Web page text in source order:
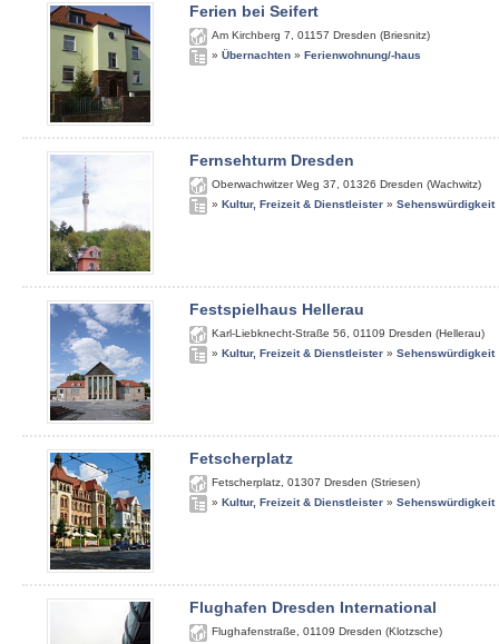
Ferien bei Seifert
Am Kirchberg 7 01157 Dresden (Briesnitz)
» Übernachten » Ferienwohnung/-haus
Fernsehturm Dresden
Oberwachwitzer Weg 37 01326 Dresden (Wachwitz)
» Kultur, Freizeit & Dienstleister » Sehenswürdigkeit
Festspielhaus Hellerau
Karl-Liebknecht-Straße 56 01109 Dresden (Hellerau)
» Kultur, Freizeit & Dienstleister » Sehenswürdigkeit
Fetscherplatz
Fetscherplatz 01307 Dresden (Striesen)
» Kultur, Freizeit & Dienstleister » Sehenswürdigkeit
Flughafen Dresden International
Flughafenstraße 01109 Dresden (Klotzsche)